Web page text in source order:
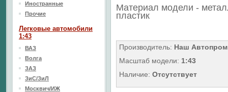
Материал модели -
пластик
Производитель: Наш Автопром
Масштаб модели: 1:43
Наличие: Отсутствует
Иностранные
Прочие
Легковые автомобили
1:43
ВАЗ
Волга
ЗАЗ
ЗиС/ЗиЛ
Москвич/ИЖ